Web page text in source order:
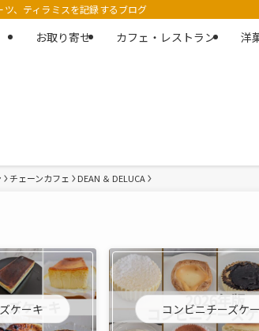
、ティラミスを記録するブログ
お取り寄せ カフェ・レストラン 洋
チェーンカフェ DEAN ＆ DELUCA
ケーキ コンビニチーズケ